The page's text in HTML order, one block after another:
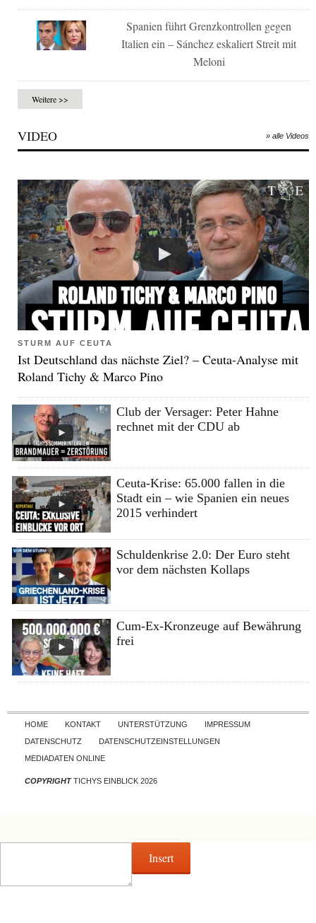
Spanien führt Grenzkontrollen gegen
Italien ein – Sánchez eskaliert Streit mit
Meloni
Weitere >>
VIDEO » alle Videos
STURM AUF CEUTA
Ist Deutschland das nächste Ziel? – Ceuta-Analyse mit
Roland Tichy & Marco Pino
Club der Versager: Peter Hahne
rechnet mit der CDU ab
Ceuta-Krise: 65.000 fallen in die
Stadt ein – wie Spanien ein neues
2015 verhindert
Schuldenkrise 2.0: Der Euro steht
vor dem nächsten Kollaps
Cum-Ex-Kronzeuge auf Bewährung
frei
Skip to content
HOME KONTAKT UNTERSTÜTZUNG
IMPRESSUM
DATENSCHUTZ
DATENSCHUTZEINSTELLUNGEN
MEDIADATEN ONLINE
COPYRIGHTTICHYS EINBLICK 2026
Insert